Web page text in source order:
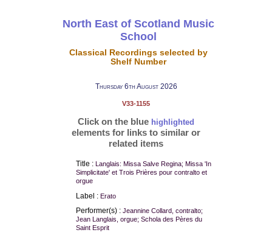
North East of Scotland Music
School
Classical Recordings selected by
Shelf Number
Thursday 6th August 2026
V33-1155
Click on the blue highlighted
elements for links to similar or
related items
Title : Langlais: Missa Salve Regina; Missa 'In
Simplicitate' et Trois Prières pour contralto et
orgue
Label : Erato
Performer(s) : Jeannine Collard, contralto;
Jean Langlais, orgue; Schola des Pères du
Saint Esprit